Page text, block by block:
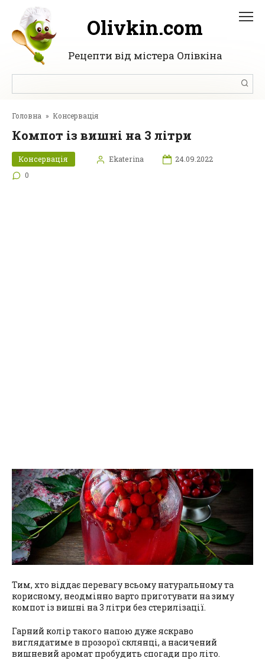
Перейти
вмісту
Olivkin.com
Рецепти від містера Олівкіна
Головна » Консервація
Компот із вишні на 3 літри
Консервація Ekaterina
24.09.2022
0
Тим, хто віддає перевагу всьому натуральному та
корисному, неодмінно варто приготувати на зиму
компот із вишні на 3 літри без стерилізації.
Гарний колір такого напою дуже яскраво
виглядатиме в прозорої склянці, а насичений
вишневий аромат пробудить спогади про літо.